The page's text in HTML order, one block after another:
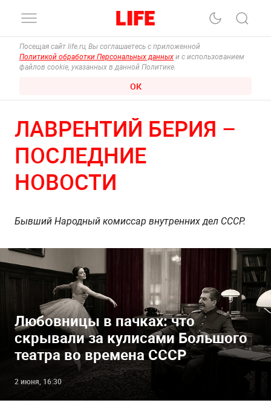
Посещая сайт life.ru, Вы соглашаетесь с приложенной
Политикой обработки Персональных данных и с использованием
файлов cookie, указанных в данной Политике.
ОК
ЛАВРЕНТИЙ БЕРИЯ –
ПОСЛЕДНИЕ
НОВОСТИ
Бывший Народный комиссар внутренних дел СССР.
Любовницы в пачках: что
скрывали за кулисами Большого
театра во времена СССР
2 июня, 16:30